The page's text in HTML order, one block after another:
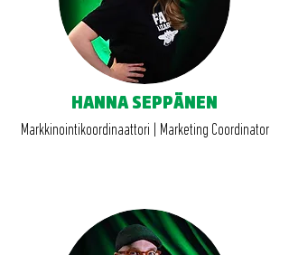
HANNA SEPPÄNEN
Markkinointikoordinaattori | Marketing Coordinator